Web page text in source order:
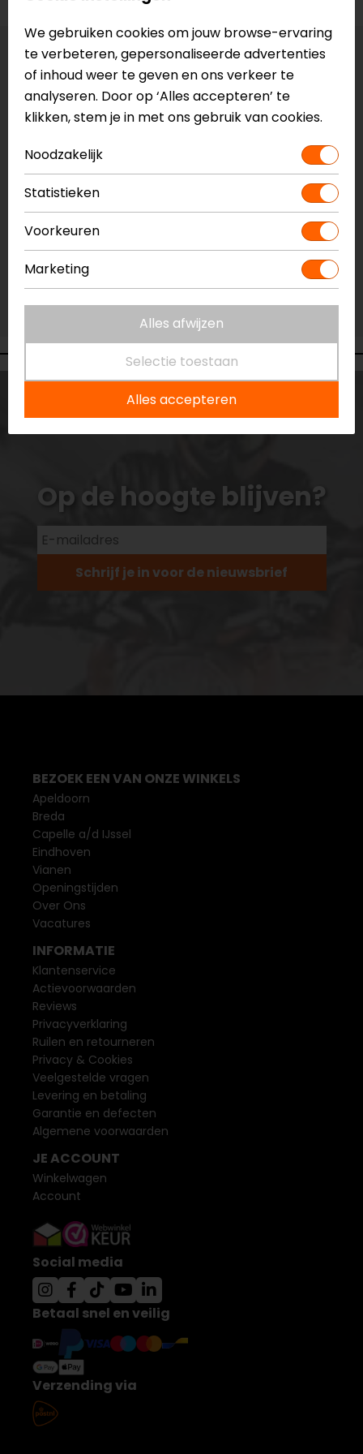
Maat:XXL
Vestiging Apeldoorn
Niet op voorraad
Vestiging Breda
Niet op voorraad
Vestiging Capelle a/d IJssel
Niet op voorraad
Vestiging Eindhoven
Niet op voorraad
Vestiging Vianen
Op de hoogte blijven?
Schrijf je in voor de nieuwsbrief
We gebruiken cookies om jouw browse-ervaring
te verbeteren, gepersonaliseerde advertenties
of inhoud weer te geven en ons verkeer te
analyseren. Door op ‘Alles accepteren’ te
klikken, stem je in met ons gebruik van cookies.
Noodzakelijk
Statistieken
Voorkeuren
Marketing
Alles afwijzen
Selectie toestaan
Alles accepteren
BEZOEK EEN VAN ONZE WINKELS
Apeldoorn
Breda
Capelle a/d IJssel
Eindhoven
Vianen
Openingstijden
Over Ons
Vacatures
INFORMATIE
Klantenservice
Actievoorwaarden
Reviews
Privacyverklaring
Ruilen en retourneren
Privacy & Cookies
Veelgestelde vragen
Levering en betaling
Garantie en defecten
Algemene voorwaarden
JE ACCOUNT
Winkelwagen
Account
Social media
Betaal snel en veilig
Verzending via